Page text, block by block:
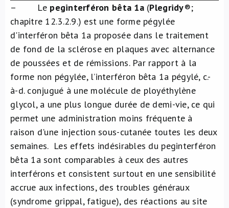
– Le peginterféron bêta 1a(Plegridy®;
chapitre 12.3.2.9.) est une forme pégylée
d'interféron bêta 1a proposée dans le traitement
de fond de la sclérose en plaques avec alternance
de poussées et de rémissions. Par rapport à la
forme non pégylée, l’interféron bêta 1a pégylé, c.-
à-d. conjugué à une molécule de ployéthylène
glycol, a une plus longue durée de demi-vie, ce qui
permet une administration moins fréquente à
raison d'une injection sous-cutanée toutes les deux
semaines. Les effets indésirables du peginterféron
bêta 1a sont comparables à ceux des autres
interférons et consistent surtout en une sensibilité
accrue aux infections, des troubles généraux
(syndrome grippal, fatigue), des réactions au site